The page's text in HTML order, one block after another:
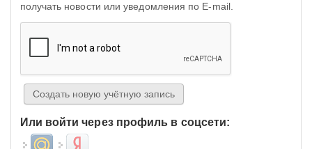
получать новости или уведомления по E-mail.
Или войти через профиль в соцсети:
Login with Mail.ruLogin with Яндекс